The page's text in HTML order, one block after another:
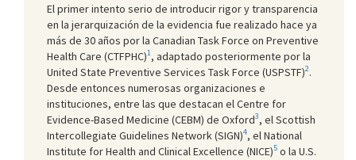
El primer intento serio de introducir rigor y transparencia
en la jerarquización de la evidencia fue realizado hace ya
más de 30 años por la Canadian Task Force on Preventive
Health Care (CTFPHC)1, adaptado posteriormente por la
United State Preventive Services Task Force (USPSTF)2.
Desde entonces numerosas organizaciones e
instituciones, entre las que destacan el Centre for
Evidence-Based Medicine (CEBM) de Oxford3, el Scottish
Intercollegiate Guidelines Network (SIGN)4, el National
Institute for Health and Clinical Excellence (NICE)5 o la U.S.